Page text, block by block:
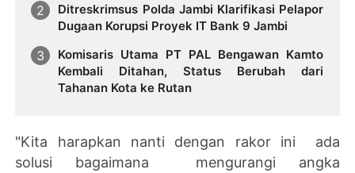
Ditreskrimsus Polda Jambi Klarifikasi Pelapor
Dugaan Korupsi Proyek IT Bank 9 Jambi
Komisaris Utama PT PAL Bengawan Kamto
Kembali Ditahan, Status Berubah dari
Tahanan Kota ke Rutan
"Kita harapkan nanti dengan rakor ini ada
solusi bagaimana mengurangi angka